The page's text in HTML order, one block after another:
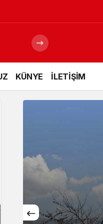
KÜNYE İLETİŞİM
Gece Modu
Gece